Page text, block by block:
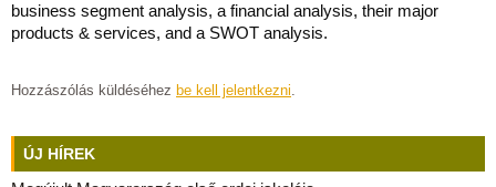
business segment analysis, a financial analysis, their major
products & services, and a SWOT analysis.
Hozzászólás küldéséhez be kell jelentkezni.
ÚJ HÍREK